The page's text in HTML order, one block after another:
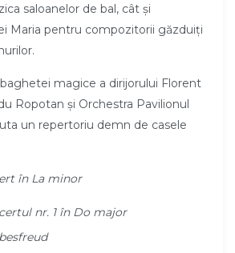
saloanelor de bal, cât și
Maria pentru compozitorii găzduiți
magice a dirijorului Florent
Ropotan și Orchestra Pavilionul
un repertoriu demn de casele
în La minor
nr. 1 în Do major